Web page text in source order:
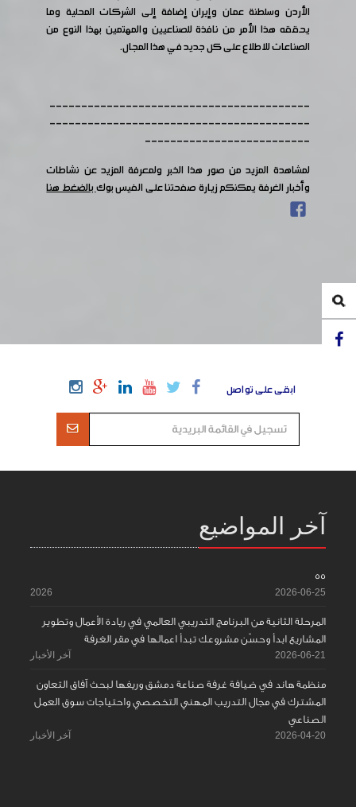
الأردن وسلطنة عمان وإيران إضافة إلى الشركات المحلية وما
يحققه هذا الأمر من نافذة للصناعيين والمهتمين بهذا النوع من
الصناعات للاطلاع على كل جديد في هذا المجال.
-----------------------------------------
-----------------------------------------
--------------------------
لمشاهدة المزيد من صور هذا الخبر ولمعرفة المزيد عن نشاطات
وأخبار الغرفة يمكنكم زيارة صفحتنا على الفيس بوكبالضغط هنا
ابقى على تواصل
آخر المواضيع
55
2026-06-25
2026
المرحلة الثانية من البرنامج التدريبي العالمي في ريادة الأعمال وتطوير
المشاريع ابدأ وحسّن مشروعك تبدأ اعمالها في مقر الغرفة
2026-06-21 آخر الأخبار
منظمة هاند في ضيافة غرفة صناعة دمشق وريفها لبحث آفاق التعاون
المشترك في مجال التدريب المهني التخصصي واحتياجات سوق العمل
الصناعي
2026-04-20 آخر الأخبار